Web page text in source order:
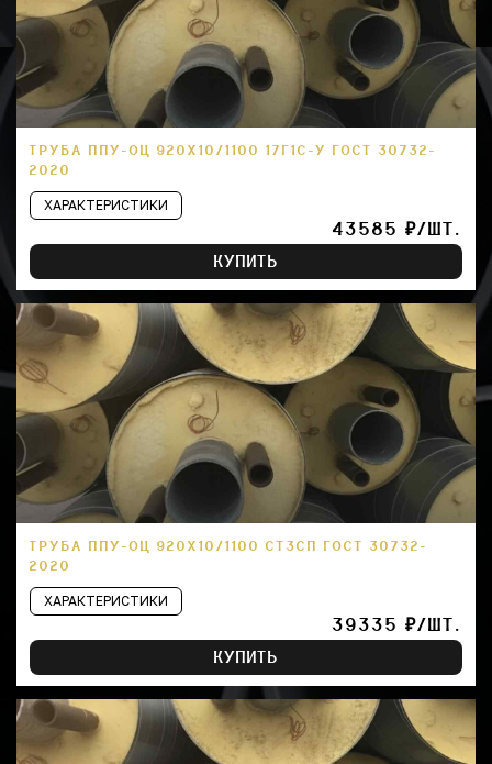
ТРУБА ППУ-ОЦ 920Х10/1100 17Г1С-У ГОСТ 30732-
2020
ХАРАКТЕРИСТИКИ
43585 ₽/ШТ.
КУПИТЬ
ТРУБА ППУ-ОЦ 920Х10/1100 СТ3СП ГОСТ 30732-
2020
ХАРАКТЕРИСТИКИ
39335 ₽/ШТ.
КУПИТЬ